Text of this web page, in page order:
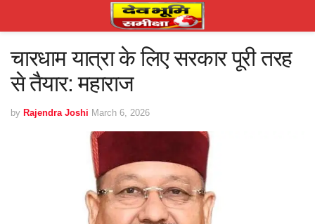
चारधाम यात्रा के लिए सरकार पूरी तरह
से तैयार: महाराज
by Rajendra Joshi March 6, 2026